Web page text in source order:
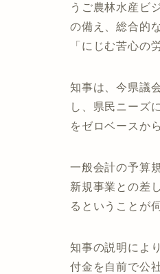
うご農林水産ビ
の備え、総合的
「にじむ苦心の
知事は、今県議
し、県民ニーズ
をゼロベースか
一般会計の予算
新規事業との差
るということが
知事の説明によ
付金を自前で公